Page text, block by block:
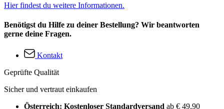
Hier findest du weitere Informationen.
Benötigst du Hilfe zu deiner Bestellung? Wir beantworten
gerne deine Fragen.
Kontakt
Geprüfte Qualität
Sicher und vertraut einkaufen
Österreich: Kostenloser Standardversand ab € 49,90